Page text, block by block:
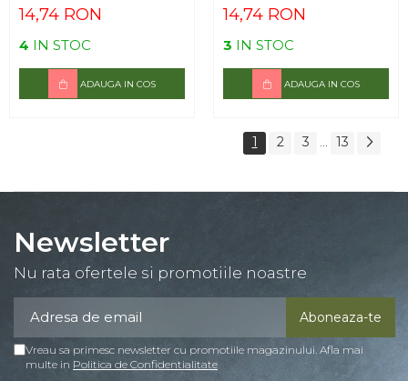
14,74 RON
4 IN STOC
ADAUGA IN COS
14,74 RON
3 IN STOC
ADAUGA IN COS
1 2 3 13
Newsletter
Nu rata ofertele si promotiile noastre
Vreau sa primesc newsletter cu promotiile magazinului. Afla mai
multe in Politica de Confidentialitate